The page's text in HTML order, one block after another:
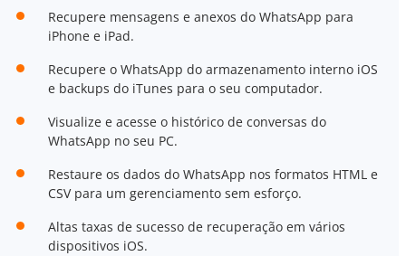
Recupere mensagens e anexos do WhatsApp para
iPhone e iPad.
Recupere o WhatsApp do armazenamento interno iOS
e backups do iTunes para o seu computador.
Visualize e acesse o histórico de conversas do
WhatsApp no seu PC.
Restaure os dados do WhatsApp nos formatos HTML e
CSV para um gerenciamento sem esforço.
Altas taxas de sucesso de recuperação em vários
dispositivos iOS.